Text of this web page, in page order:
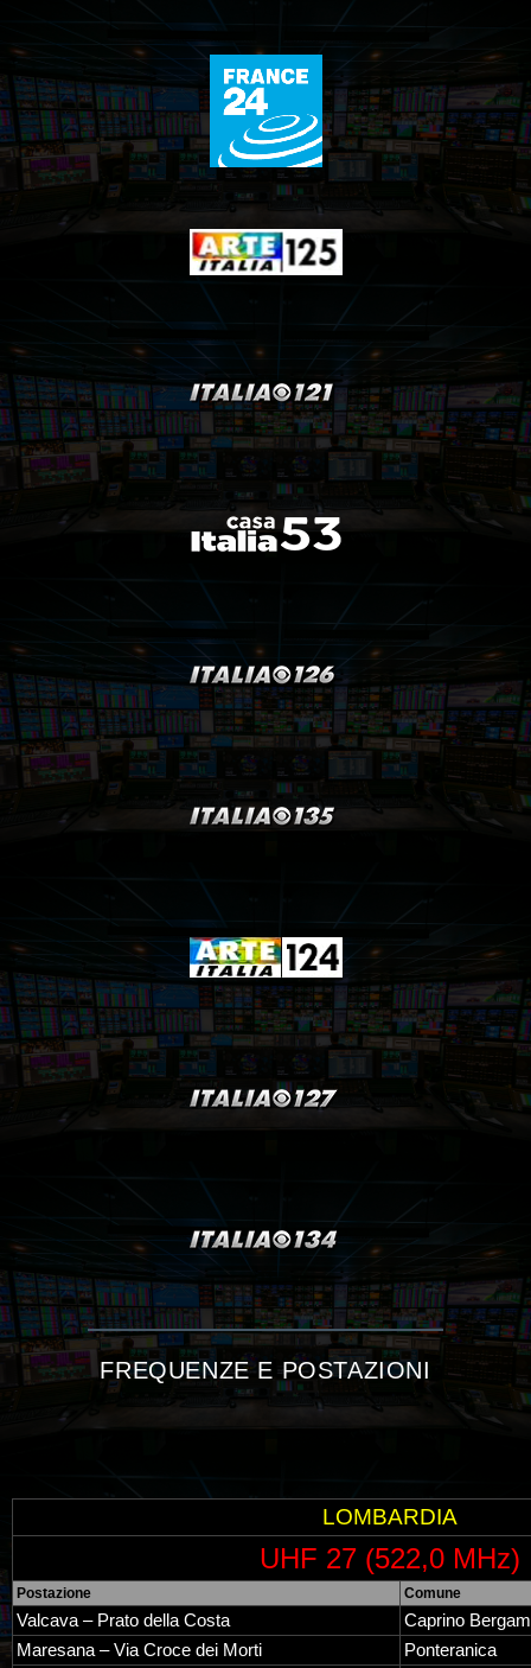
FREQUENZE E POSTAZIONI
LOMBARDIA
UHF 27 (522,0 MHz)
Postazione Comune
Valcava – Prato della Costa
Caprino
Maresana – Via Croce dei Morti
Ponteranica